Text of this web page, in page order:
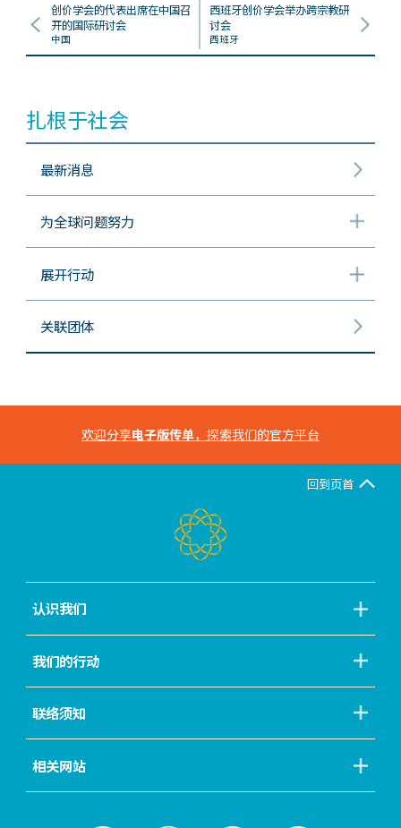
创价学会的代表出席在中国召
开的国际研讨会
中国
西班牙创价学会举办跨宗教研
讨会
西班牙
扎根于社会
最新消息
为全球问题努力
展开行动
关联团体
欢迎分享电子版传单，探索我们的官方平台
回到页首
认识我们
我们的行动
联络须知
相关网站